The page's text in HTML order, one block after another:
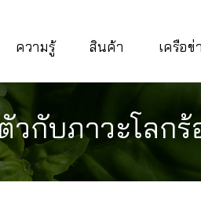
ความรู้ สินค้า เครือ
กับภาวะโลกร้